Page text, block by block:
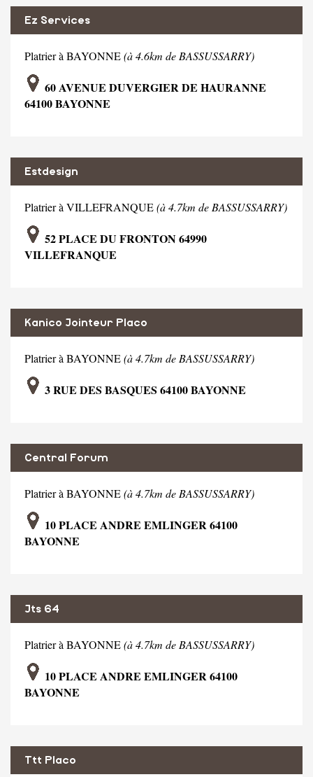
Ez Services
Platrier à BAYONNE(à 4.6km de BASSUSSARRY)
60 AVENUE DUVERGIER DE HAURANNE
64100 BAYONNE
Estdesign
Platrier à VILLEFRANQUE(à 4.7km de BASSUSSARRY)
52 PLACE DU FRONTON 64990
VILLEFRANQUE
Kanico Jointeur Placo
Platrier à BAYONNE(à 4.7km de BASSUSSARRY)
3 RUE DES BASQUES 64100 BAYONNE
Central Forum
Platrier à BAYONNE(à 4.7km de BASSUSSARRY)
10 PLACE ANDRE EMLINGER 64100
BAYONNE
Jts 64
Platrier à BAYONNE(à 4.7km de BASSUSSARRY)
10 PLACE ANDRE EMLINGER 64100
BAYONNE
Ttt Placo